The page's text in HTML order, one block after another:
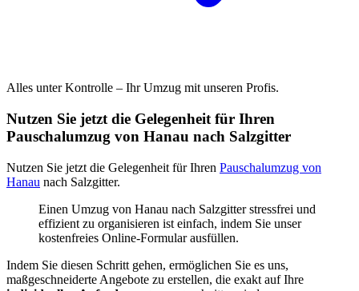
Alles unter Kontrolle – Ihr Umzug mit unseren Profis.
Nutzen Sie jetzt die Gelegenheit für Ihren
Pauschalumzug von Hanau nach Salzgitter
Nutzen Sie jetzt die Gelegenheit für Ihren Pauschalumzug von
Hanau nach Salzgitter.
Einen Umzug von Hanau nach Salzgitter stressfrei und
effizient zu organisieren ist einfach, indem Sie unser
kostenfreies Online-Formular ausfüllen.
Indem Sie diesen Schritt gehen, ermöglichen Sie es uns,
maßgeschneiderte Angebote zu erstellen, die exakt auf Ihre